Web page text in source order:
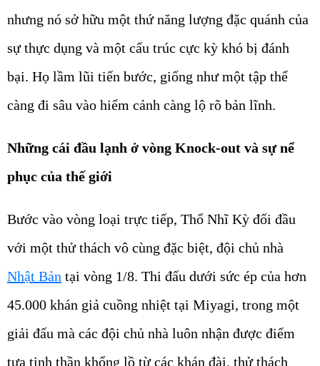
nhưng nó sở hữu một thứ năng lượng đặc quánh của
sự thực dụng và một cấu trúc cực kỳ khó bị đánh
bại. Họ lầm lũi tiến bước, giống như một tập thể
càng đi sâu vào hiểm cảnh càng lộ rõ bản lĩnh.
Những cái đầu lạnh ở vòng Knock-out và sự nể
phục của thế giới
Bước vào vòng loại trực tiếp, Thổ Nhĩ Kỳ đối đầu
với một thử thách vô cùng đặc biệt, đội chủ nhà
Nhật Bản tại vòng 1/8. Thi đấu dưới sức ép của hơn
45.000 khán giả cuồng nhiệt tại Miyagi, trong một
giải đấu mà các đội chủ nhà luôn nhận được điểm
tựa tinh thần khổng lồ từ các khán đài, thử thách